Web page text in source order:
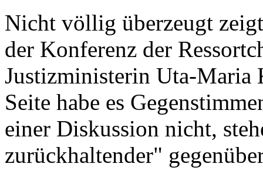
Nicht völlig überzeugt
der Konferenz der
Justizministerin Uta-Maria
Seite habe es
einer Diskussion nicht,
zurückhaltender"